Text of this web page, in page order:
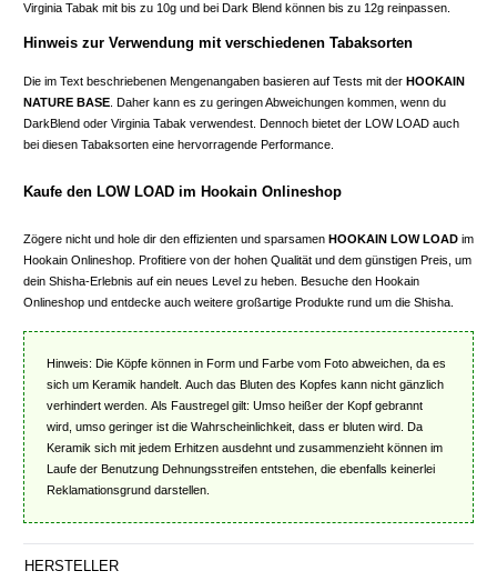
Virginia Tabak mit bis zu 10g und bei Dark Blend können bis zu 12g reinpassen.
Hinweis zur Verwendung mit verschiedenen Tabaksorten
Die im Text beschriebenen Mengenangaben basieren auf Tests mit der HOOKAIN
NATURE BASE . Daher kann es zu geringen Abweichungen kommen, wenn du
DarkBlend oder Virginia Tabak verwendest. Dennoch bietet der LOW LOAD auch
bei diesen Tabaksorten eine hervorragende Performance.
Kaufe den LOW LOAD im Hookain Onlineshop
Zögere nicht und hole dir den effizienten und sparsamen HOOKAIN LOW LOAD im
Hookain Onlineshop. Profitiere von der hohen Qualität und dem günstigen Preis, um
dein Shisha-Erlebnis auf ein neues Level zu heben. Besuche den Hookain
Onlineshop und entdecke auch weitere großartige Produkte rund um die Shisha.
Hinweis: Die Köpfe können in Form und Farbe vom Foto abweichen, da es
sich um Keramik handelt. Auch das Bluten des Kopfes kann nicht gänzlich
verhindert werden. Als Faustregel gilt: Umso heißer der Kopf gebrannt
wird, umso geringer ist die Wahrscheinlichkeit, dass er bluten wird. Da
Keramik sich mit jedem Erhitzen ausdehnt und zusammenzieht können im
Laufe der Benutzung Dehnungsstreifen entstehen, die ebenfalls keinerlei
Reklamationsgrund darstellen.
HERSTELLER